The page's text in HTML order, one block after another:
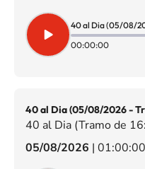
00:00:00
40 al Dia (05/08/2026 -
40 al Dia (Tramo de
05/08/2026 | 01:00:00